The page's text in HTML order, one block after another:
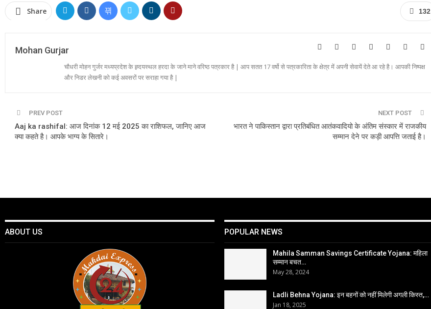
132
Share
Mohan Gurjar
चौधरी मोहन गुर्जर मध्यप्रदेश के ह्र्दयस्थल हरदा के जाने माने वरिष्ठ पत्रकार है | आप सतत 17 वर्षो से पत्रकारिता के क्षेत्र में अपनी सेवायें देते आ रहे है। आपकी निष्पक्ष
और निडर लेखनी को कई अवसरों पर सराहा गया है |
PREV POST
Aaj ka rashifal: आज दिनांक 12 मई 2025 का राशिफल, जानिए आज
क्या कहते है। आपके भाग्य के सितारे।
NEXT POST
भारत ने पाकिस्तान द्वारा प्रतिबंधित आतंकवादियो के अंतिम संस्कार में राजकीय
सम्मान देने पर कड़ी आपत्ति जताई है।
ABOUT US POPULAR NEWS
Mahila Samman Savings Certificate Yojana: महिला
सम्मान बचत…
May 28, 2024
Ladli Behna Yojana: इन बहनों को नहीं मिलेगी अगली किस्त,…
Jan 18, 2025